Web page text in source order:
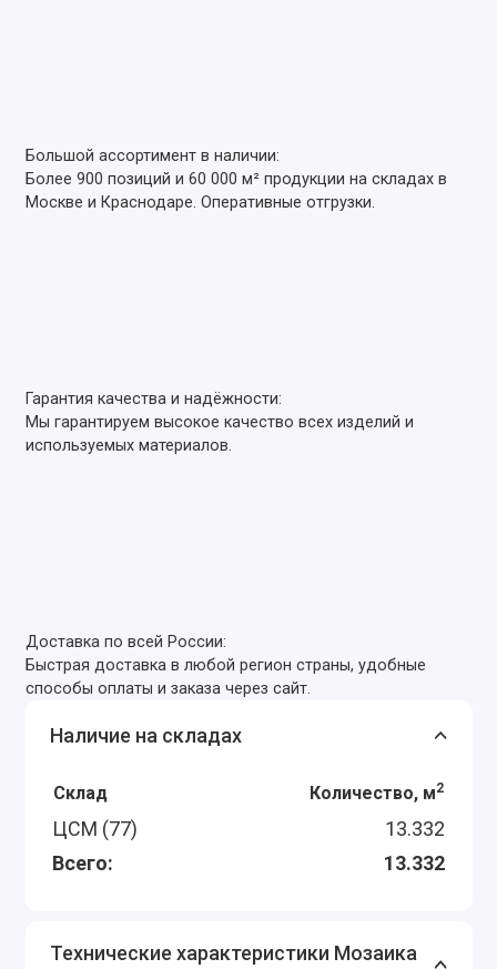
Большой ассортимент в наличии:
Более 900 позиций и 60 000 м² продукции на складах в
Москве и Краснодаре. Оперативные отгрузки.
Гарантия качества и надёжности:
Мы гарантируем высокое качество всех изделий и
используемых материалов.
Доставка по всей России:
Быстрая доставка в любой регион страны, удобные
способы оплаты и заказа через сайт.
Наличие на складах
Склад Количество, м2
ЦСМ (77)
13.332
Всего:
13.332
Технические характеристики Мозаика